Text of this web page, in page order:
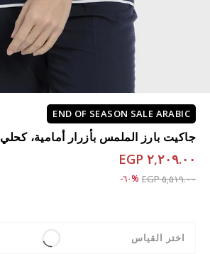
END OF SEASON SALE ARABIC
جاكيت بارز الملمس بأزرار أمامية، كحلي
٢,٢٠٩.٠٠ EGP
Price reduced from
٥,٥١٩.٠٠ EGP to ٢,٢٠٩.٠٠ EGP%٦٠-
اختر القياس